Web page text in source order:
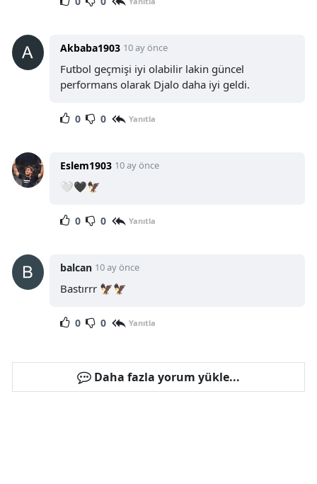
Akbaba1903 10 ay önce
Futbol geçmişi iyi olabilir lakin güncel
performans olarak Djalo daha iyi geldi.
0 0 Yanıtla
Eslem1903 10 ay önce
🤍🖤🦅
0 0 Yanıtla
balcan 10 ay önce
Bastırrr 🦅🦅
0 0 Yanıtla
Daha fazla yorum yükle...